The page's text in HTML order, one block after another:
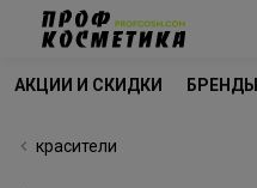
АКЦИИ И СКИДКИ БРЕНДЫ
красители